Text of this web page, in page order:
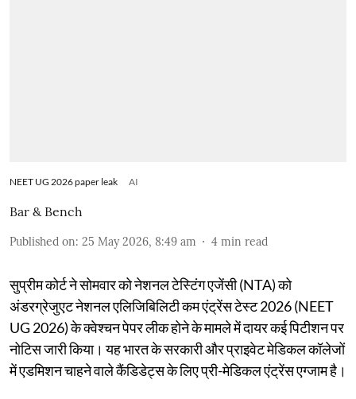
NEET UG 2026 paper leak AI
Bar & Bench
Published on: 25 May 2026, 8:49 am 4 min read
सुप्रीम कोर्ट ने सोमवार को नेशनल टेस्टिंग एजेंसी (NTA) को
अंडरग्रेजुएट नेशनल एलिजिबिलिटी कम एंट्रेंस टेस्ट 2026 (NEET
UG 2026) के क्वेश्चन पेपर लीक होने के मामले में दायर कई पिटीशन पर
नोटिस जारी किया। यह भारत के सरकारी और प्राइवेट मेडिकल कॉलेजों
में एडमिशन चाहने वाले कैंडिडेट्स के लिए प्री-मेडिकल एंट्रेंस एग्जाम है।